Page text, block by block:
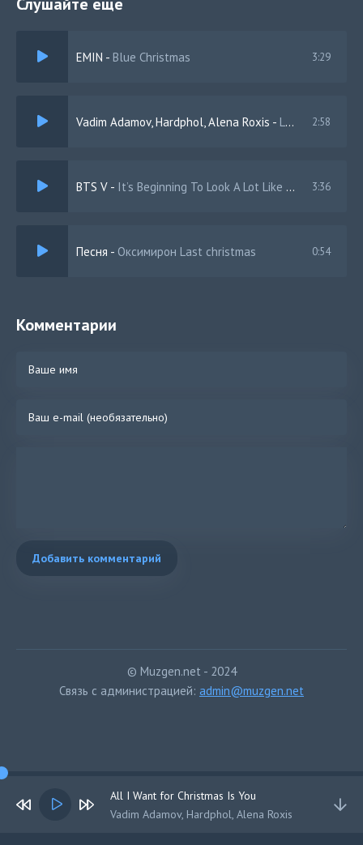
EMIN - Blue Christmas 3:29
Vadim Adamov, Hardphol, Alena Roxis - Lady (Hear Me Tonight) 2:58
BTS V - It’s Beginning To Look A Lot Like Christmas (Cover) 3:36
Песня - Оксимирон Last christmas 0:54
Комментарии
Добавить комментарий
© Muzgen.net - 2024
Связь с администрацией: admin@muzgen.net
All I Want for Christmas Is You
Vadim Adamov, Hardphol, Alena Roxis